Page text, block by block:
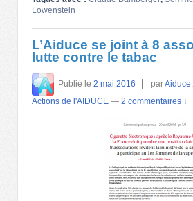
Lowenstein
L’Aiduce se joint à 8
lutte contre le tabac
Publié le 2 mai 2016 par
Actions de l'AIDUCE — 2 commentaires ↓